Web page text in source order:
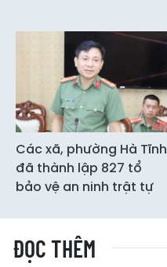
Các xã, phường Hà Tĩnh
đã thành lập 827 tổ
bảo vệ an ninh trật tự
ĐỌC THÊM